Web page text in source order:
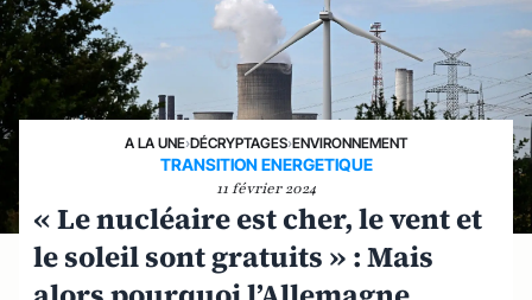
A LA UNE›DÉCRYPTAGES›ENVIRONNEMENT
TRANSITION ENERGETIQUE
11 février 2024
« Le nucléaire est cher, le vent et
le soleil sont gratuits » : Mais